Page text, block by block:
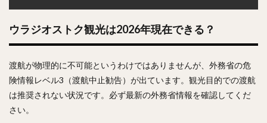
ウラジオストク観光は2026年現在できる？
渡航が物理的に不可能というわけではありませんが、外務省の危
険情報レベル3（渡航中止勧告）が出ています。観光目的での渡航
は推奨されない状況です。必ず最新の外務省情報を確認してくだ
さい。